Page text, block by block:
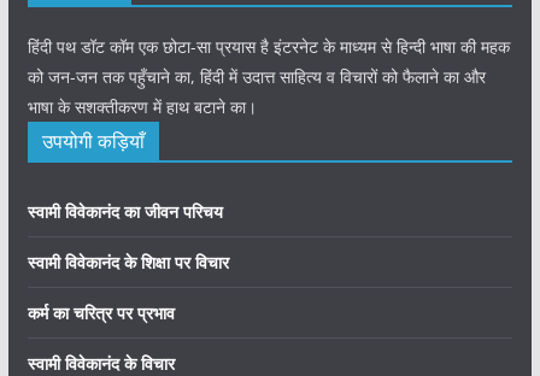
हिंदी पथ डॉट कॉम एक छोटा-सा प्रयास है इंटरनेट के माध्यम से हिन्दी भाषा की महक
को जन-जन तक पहुँचाने का, हिंदी में उदात्त साहित्य व विचारों को फैलाने का और
भाषा के सशक्तीकरण में हाथ बटाने का।
उपयोगी कड़ियाँ
स्वामी विवेकानंद का जीवन परिचय
स्वामी विवेकानंद के शिक्षा पर विचार
कर्म का चरित्र पर प्रभाव
स्वामी विवेकानंद के विचार